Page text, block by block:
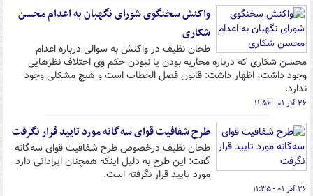
واکنش سخنگوی شورای نگهبان به اعدام محسن
شکاری
طحان نظیف در واکنش به سوالی درباره اعدام
محسن شکاری که درباره محاربه بودن یا نبودن حکم وی اختلاف نظرهایی
وجود داشت، اظهار داشت: قانون فصل الخطاب است و هیچ مشکلی وجود
ندارد.
۲۶ آذر ۰۱ - ۱۱:۵۶
طرح شفافیت قوای سه‌گانه مورد تایید قرار نگرفت
طحان نظیف درخصوص طرح شفافیت قوای سه‌گانه
گفت: این طرح به دلیل اینکه همچنان ایراداتی دارد
مورد تایید قرار نگرفته است.
۲۶ آذر ۰۱ - ۱۱:۳۵